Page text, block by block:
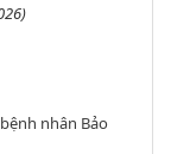
nhân Bảo